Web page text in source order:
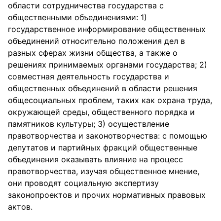
области сотрудничества государства с
общественными объединениями: 1)
государственное информирование общественных
объединений относительно положения дел в
разных сферах жизни общества, а также о
решениях принимаемых органами государства; 2)
совместная деятельность государства и
общественных объединений в области решения
общесоциальных проблем, таких как охрана труда,
окружающей среды, общественного порядка и
памятников культуры; 3) осуществление
правотворчества и законотворчества: с помощью
депутатов и партийных фракций общественные
объединения оказывать влияние на процесс
правотворчества, изучая общественное мнение,
они проводят социальную экспертизу
законопроектов и прочих нормативных правовых
актов.